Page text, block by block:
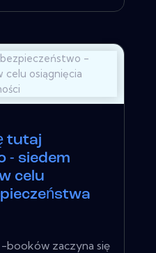
tutaj
- siedem
celu
booków zaczyna się